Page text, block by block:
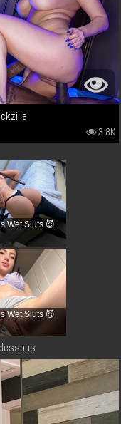
3.8K
Wet Sluts 😈
Wet Sluts 😈